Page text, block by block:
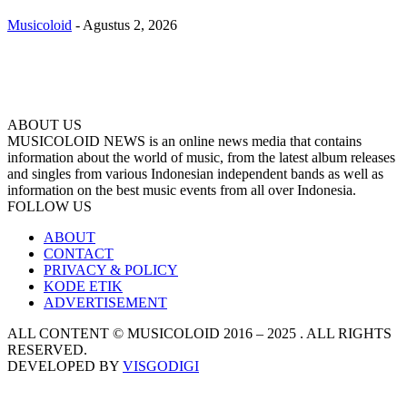
Musicoloid - Agustus 2, 2026
ABOUT US
MUSICOLOID NEWS is an online news media that contains
information about the world of music, from the latest album releases
and singles from various Indonesian independent bands as well as
information on the best music events from all over Indonesia.
FOLLOW US
ABOUT
CONTACT
PRIVACY & POLICY
KODE ETIK
ADVERTISEMENT
ALL CONTENT © MUSICOLOID 2016 – 2025 . ALL RIGHTS
RESERVED.
DEVELOPED BY VISGODIGI